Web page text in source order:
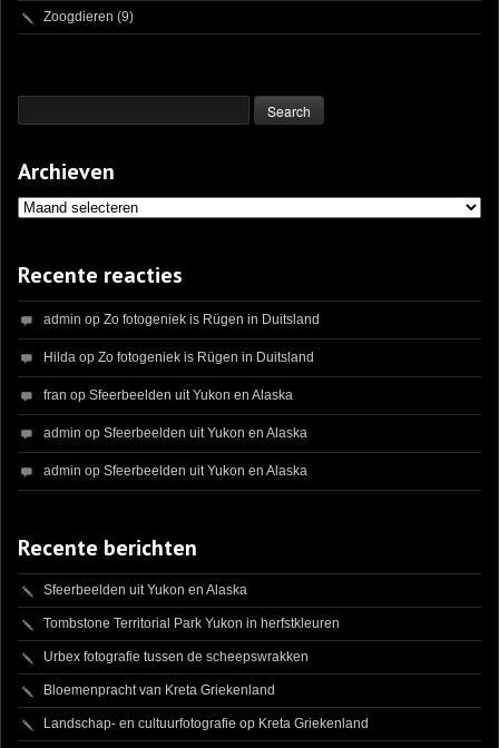
Zoogdieren (9)
Archieven
Archieven
Recente reacties
admin op Zo fotogeniek is Rügen in Duitsland
Hilda op Zo fotogeniek is Rügen in Duitsland
fran op Sfeerbeelden uit Yukon en Alaska
admin op Sfeerbeelden uit Yukon en Alaska
admin op Sfeerbeelden uit Yukon en Alaska
Recente berichten
Sfeerbeelden uit Yukon en Alaska
Tombstone Territorial Park Yukon in herfstkleuren
Urbex fotografie tussen de scheepswrakken
Bloemenpracht van Kreta Griekenland
Landschap- en cultuurfotografie op Kreta Griekenland